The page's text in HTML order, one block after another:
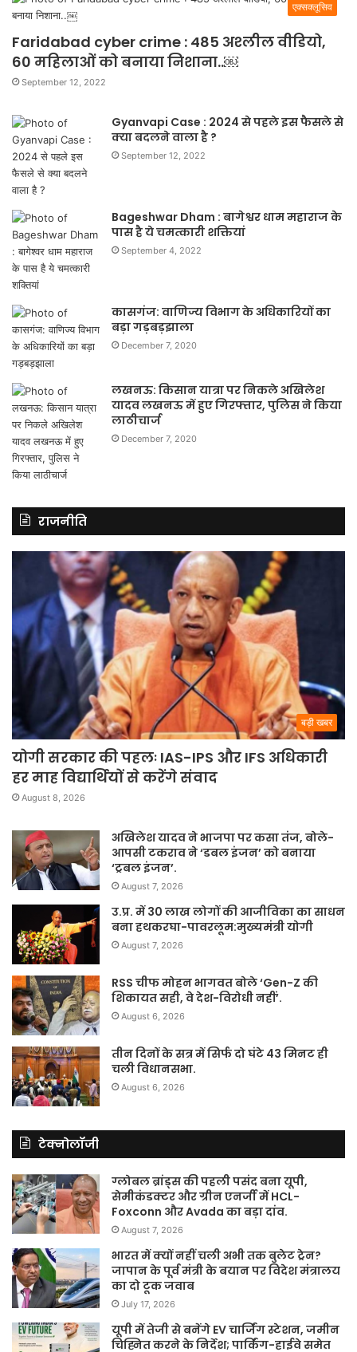
एक्सक्लूसिव
Faridabad cyber crime : 485 अश्लील वीडियो,
60 महिलाओं को बनाया निशाना..￼
September 12, 2022
Gyanvapi Case : 2024 से पहले इस फैसले से
क्या बदलने वाला है ?
September 12, 2022
Bageshwar Dham : बागेश्वर धाम महाराज के
पास है ये चमत्कारी शक्तियां
September 4, 2022
कासगंज: वाणिज्य विभाग के अधिकारियों का
बड़ा गड़बड़झाला
December 7, 2020
लखनऊ: किसान यात्रा पर निकले अखिलेश
यादव लखनऊ में हुए गिरफ्तार, पुलिस ने किया
लाठीचार्ज
December 7, 2020
राजनीति
बड़ी खबर
योगी सरकार की पहलः IAS-IPS और IFS अधिकारी
हर माह विद्यार्थियों से करेंगे संवाद
August 8, 2026
अखिलेश यादव ने भाजपा पर कसा तंज, बोले-
आपसी टकराव ने ‘डबल इंजन’ को बनाया
‘ट्रबल इंजन’.
August 7, 2026
उ.प्र. में 30 लाख लोगों की आजीविका का साधन
बना हथकरघा-पावरलूम:मुख्यमंत्री योगी
August 7, 2026
RSS चीफ मोहन भागवत बोले ‘Gen-Z की
शिकायत सही, वे देश-विरोधी नहीं’.
August 6, 2026
तीन दिनों के सत्र में सिर्फ दो घंटे 43 मिनट ही
चली विधानसभा.
August 6, 2026
टेक्नोलॉजी
ग्लोबल ब्रांड्स की पहली पसंद बना यूपी,
सेमीकंडक्टर और ग्रीन एनर्जी में HCL-
Foxconn और Avada का बड़ा दांव.
August 7, 2026
भारत में क्यों नहीं चली अभी तक बुलेट ट्रेन?
जापान के पूर्व मंत्री के बयान पर विदेश मंत्रालय
का दो टूक जवाब
July 17, 2026
यूपी में तेजी से बनेंगे EV चार्जिंग स्टेशन, जमीन
चिह्नित करने के निर्देश; पार्किंग-हाईवे समेत